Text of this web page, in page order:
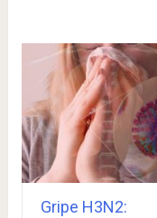
Gripe H3N2: